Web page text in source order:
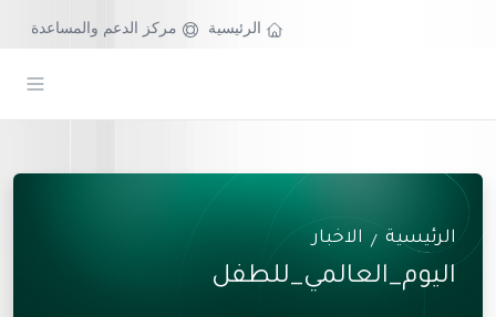
مركز الدعم والمساعدة الرئيسية
الرئيسية / الاخبار
اليوم_العالمي_للطفل